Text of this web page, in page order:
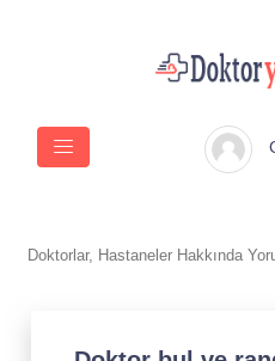
Doktorlar, Hastaneler Hakkında